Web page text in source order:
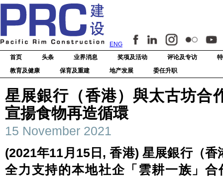
ENG
首页
头条 业界消息 奖项及活动 评论及专访
教育及健康
保育及重建 地产发展 委任升职
星展銀行（香港）與太古坊合
宣揚食物再造循環
15 November 2021
(2021年11月15日, 香港) 星展銀行（
全力支持的本地社企「雲耕一族」